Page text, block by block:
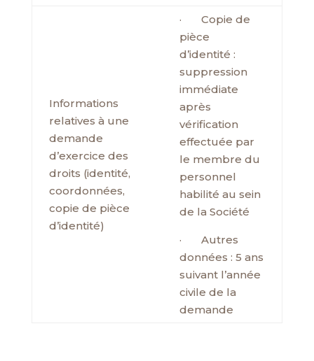
Informations
relatives à une
demande
d’exercice des
droits (identité,
coordonnées,
copie de pièce
d’identité)
· Copie de
pièce
d’identité :
suppression
immédiate
après
vérification
effectuée par
le membre du
personnel
habilité au sein
de la Société
· Autres
données : 5 ans
suivant l’année
civile de la
demande